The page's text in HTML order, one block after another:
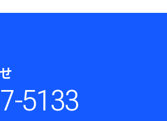
5133